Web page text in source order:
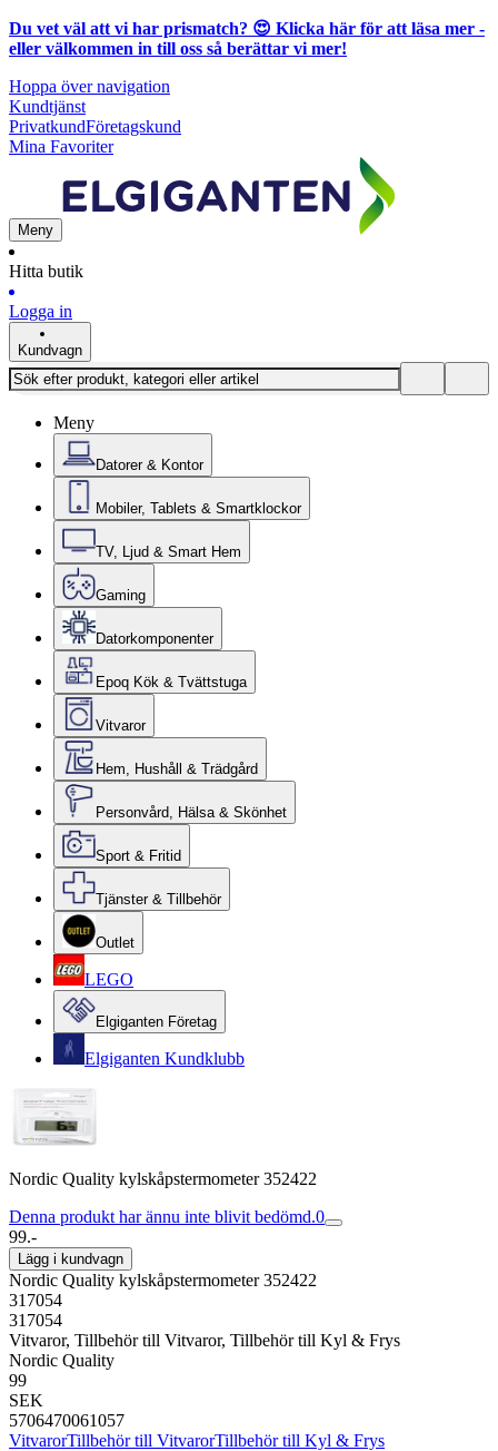
Du vet väl att vi har prismatch? 😍 Klicka här för att läsa mer -
eller välkommen in till oss så berättar vi mer!
Hoppa över navigation
Kundtjänst
PrivatkundFöretagskund
Mina Favoriter
Meny
Hitta butik
Logga in
Kundvagn
Meny
Datorer & Kontor
Mobiler, Tablets & Smartklockor
TV, Ljud & Smart Hem
Gaming
Datorkomponenter
Epoq Kök & Tvättstuga
Vitvaror
Hem, Hushåll & Trädgård
Personvård, Hälsa & Skönhet
Sport & Fritid
Tjänster & Tillbehör
Outlet
LEGO
Elgiganten Företag
Elgiganten Kundklubb
Nordic Quality kylskåpstermometer 352422
Denna produkt har ännu inte blivit bedömd.0
99.-
Lägg i kundvagn
Nordic Quality kylskåpstermometer 352422
317054
317054
Vitvaror, Tillbehör till Vitvaror, Tillbehör till Kyl & Frys
Nordic Quality
99
SEK
5706470061057
VitvarorTillbehör till VitvarorTillbehör till Kyl & Frys